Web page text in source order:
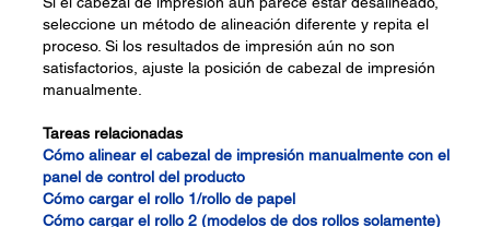
seleccione un método de alineación diferente y repita el
proceso. Si los resultados de impresión aún no son
satisfactorios, ajuste la posición de cabezal de impresión
manualmente.
Tareas relacionadas
Cómo alinear el cabezal de impresión manualmente con el
panel de control del producto
Cómo cargar el rollo 1/rollo de papel
Cómo cargar el rollo 2 (modelos de dos rollos solamente)